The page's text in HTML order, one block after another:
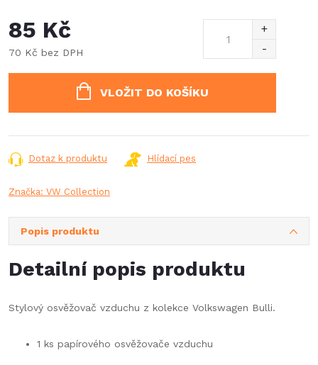
85 Kč
70 Kč bez DPH
VLOŽIT DO KOŠÍKU
Dotaz k produktu Hlídací pes
Značka: VW Collection
Popis produktu
Detailní popis produktu
Stylový osvěžovač vzduchu z kolekce Volkswagen Bulli.
1 ks papírového osvěžovače vzduchu